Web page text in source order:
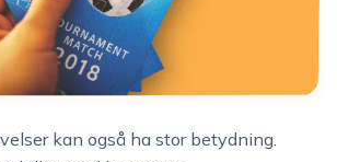
kan også ha stor betydning.